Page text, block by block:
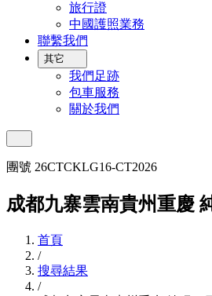
旅行證
中國護照業務
聯繫我們
其它
我們足跡
包車服務
關於我們
團號 26CTCKLG16-CT2026
成都九寨雲南貴州重慶
首頁
/
搜尋結果
/